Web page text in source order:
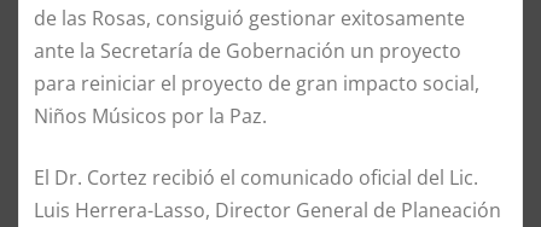
de las Rosas, consiguió gestionar exitosamente
ante la Secretaría de Gobernación un proyecto
para reiniciar el proyecto de gran impacto social,
Niños Músicos por la Paz.
El Dr. Cortez recibió el comunicado oficial del Lic.
Luis Herrera-Lasso, Director General de Planeación